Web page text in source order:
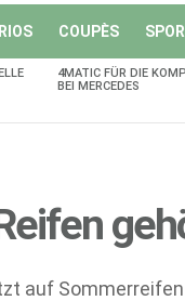
COUPÈS
4MATIC FÜR DIE
BEI MERCEDES
auf